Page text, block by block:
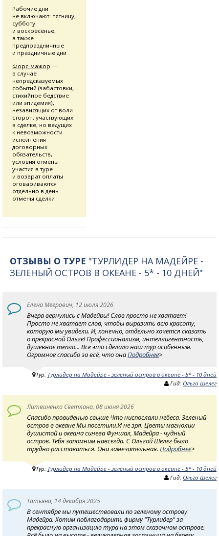
Рабочие дни
не включают: пятницу,
субботу
и воскресенье,
а также
предпраздничные
и праздничные дни
Форс-мажор —
в случае
непредсказуемых
событий (забастовки,
стихийное бедствие
или эпидемия),
независящих от воли
сторон, участвующих
в сделке, но ведущих
к невозможности
исполнения
договорных
обязательств,
условия отмены
участия в туре
и возврат оплаты
оговариваются
отдельно в день
отмены сделки
ОТЗЫВЫ О ТУРЕ "ТУРЛИДЕР НА МАДЕЙРЕ -
ЗЕЛЕНЫЙ ОСТРОВ В ОКЕАНЕ - 5* - 10 ДНЕЙ"
Елена Меерович, 12 июля 2026
Вчера вернулись с Мадейры! Слов просто не хватает!
Просто не хватает слов, чтобы выразить всю красоту,
которую мы увидели. И, конечно, отдельно хочется сказать
о прекрасной Ольге! Профессионализм, интеллигентность,
душевное тепло... Всё это сделало наш тур особенным.
Огромное спасибо за всё, что онаПодробнее>
Тур: Турлидер на Мадейре - зеленый остров в океане - 5* - 10 дней
Гид: Ольга Шелег
Литвиненко Светлана, 08 июня 2026
Спасибо провиденью свыше Что ниспослали небеса. Зеленый
остров в океане Мы посетили.И не зря. Цветы магнолии
душистой и океана синева Фуншал, Мадейра - чудный
остров. Тебя запомним навсегда. С Ольгой Шелег было
трудно расставаться. Она замечательная. Подробнее>
Тур: Турлидер на Мадейре - зеленый остров в океане - 5* - 10 дней
Гид: Ольга Шелег
Татьяна, 14 декабря 2025
В сентябре мы путешествовали по зеленому острову
Мадейра. Хотим поблагодарить фирму "Турлидер" за
прекрасную организацию тура на этом сказочном острове.